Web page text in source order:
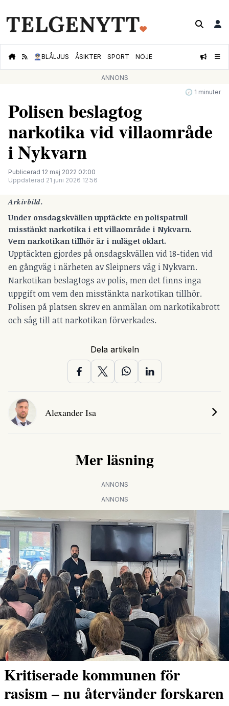
👮🏻‍♂️BLÅLJUS ÅSIKTER SPORT NÖJE
ANNONS
🕝 1 minuter
Polisen beslagtog
narkotika vid villaområde
i Nykvarn
Publicerad 12 maj 2022 02:00
Uppdaterad 21 juni 2026 12:56
Arkivbild.
Under onsdagskvällen upptäckte en polispatrull
misstänkt narkotika i ett villaområde i Nykvarn.
Vem narkotikan tillhör är i nuläget oklart.
Upptäckten gjordes på onsdagskvällen vid 18-tiden vid
en gångväg i närheten av Sleipners väg i Nykvarn.
Narkotikan beslagtogs av polis, men det finns inga
uppgift om vem den misstänkta narkotikan tillhör.
Polisen på platsen skrev en anmälan om narkotikabrott
och såg till att narkotikan förverkades.
Dela artikeln
Alexander Isa
Mer läsning
ANNONS
ANNONS
Kritiserade kommunen för
rasism – nu återvänder forskaren